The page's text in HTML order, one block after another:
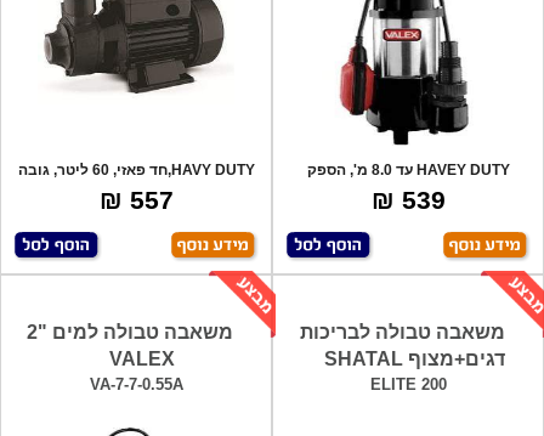
HAVEY DUTY עד 8.0 מ', הספק
שאיבה 110 לי
539 ₪
HAVY DUTY,חד פאזי, 60 ליטר, גובה
סניקה 6
557 ₪
משאבה טבולה לבריכות
דגים+מצוף SHATAL
ELITE 200
משאבה טבולה למים "2
VALEX
VA-7-7-0.55A